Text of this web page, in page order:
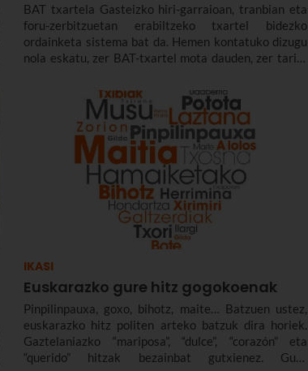
BAT txartela Gasteizko hiri-garraioan, tranbian eta
foru-zerbitzuetan erabiltzeko txartel bidezko
ordainketa sistema bat da. Hemen kontatuko dizugu
nola eskatu, zer BAT-txartel mota dauden, zer tarifa
mugikorrarekin.
IKASI
Euskarazko gure hitz gogokoenak
Pinpilinpauxa, goxo, bihotz, maite… Batzuen ustez,
euskarazko hitz politen arteko batzuk dira horiek.
Gaztelaniazko “mariposa”, “dulce”, “corazón” eta
“querido” hitzak bezainbat gutxienez. Gure